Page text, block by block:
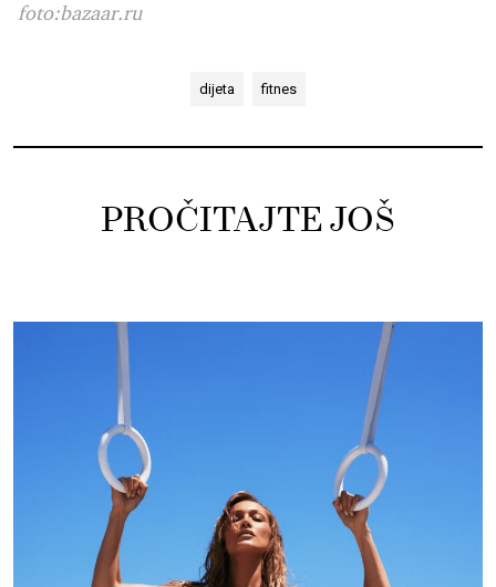
foto:bazaar.ru
dijeta fitnes
PROČITAJTE JOŠ